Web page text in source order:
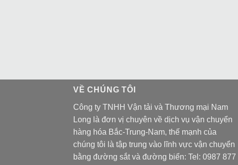
VỀ CHÚNG TÔI
Công ty TNHH Vận tải và Thương mại Nam
Long là đơn vị chuyên về dịch vụ vận chuyển
hàng hóa Bắc-Trung-Nam, thế mạnh của
chúng tôi là tập trung vào lĩnh vực vận chuyển
bằng đường sắt và đường biển: Tel: 0987 877